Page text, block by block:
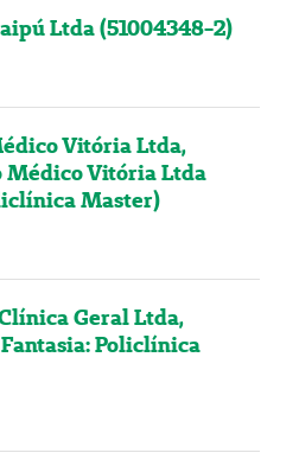
Ltda (51004348-2)
Vitória Ltda,
Médico Vitória Ltda
Master)
Geral Ltda,
Policlínica